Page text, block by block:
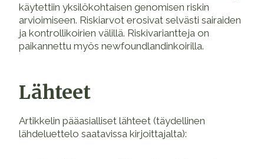
käytettiin yksilökohtaisen genomisen riskin
arvioimiseen. Riskiarvot erosivat selvästi sairaiden
ja kontrollikoirien välillä. Riskivariantteja on
paikannettu myös newfoundlandinkoirilla.
Lähteet
Artikkelin pääasialliset lähteet (täydellinen
lähdeluettelo saatavissa kirjoittajalta):